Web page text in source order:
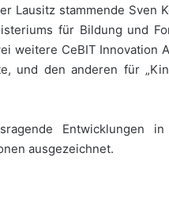
Lausitz stammende Sven
für Bildung und
weitere CeBIT Innovation
und den anderen für
Entwicklungen
ausgezeichnet.